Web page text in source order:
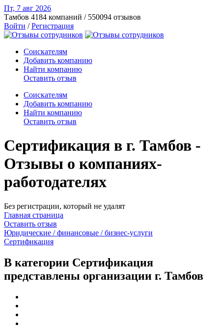
Пт, 7 авг 2026
Тамбов 4184 компаний / 550094 отзывов
Войти /Регистрация
Соискателям
Добавить компанию
Найти компанию
Оставить отзыв
Соискателям
Добавить компанию
Найти компанию
Оставить отзыв
Сертификация в г. Тамбов -
Отзывы о компаниях-
работодателях
Без регистрации, который не удалят
Главная страница
Оставить отзыв
Юридические / финансовые / бизнес-услуги
Сертификация
В категории Сертификация
представлены организации г. Тамбов